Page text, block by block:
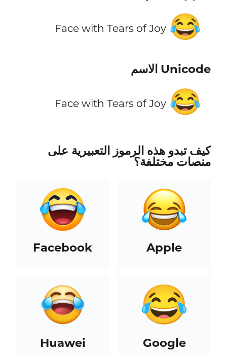
😂
Face with Tears of Joy
Unicode الاسم
😂
Face with Tears of Joy
كيف تبدو هذه الرموز التعبيرية على
منصات مختلفة؟
Apple
Facebook
Google
Huawei